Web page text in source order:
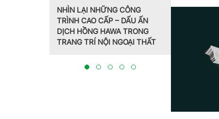
NHÌN LẠI NHỮNG CÔNG
TRÌNH CAO CẤP – DẤU ẤN
DỊCH HỒNG HAWA TRONG
TRANG TRÍ NỘI NGOẠI THẤT
Trang trí nội thất theo phong
cách Pháp do CT CP Dịch
Hồng Hawa thiết kế, thi công